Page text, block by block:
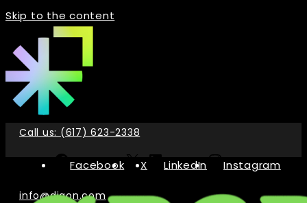
Skip to the content
Call us: (617) 623-2338
Facebook X LinkedIn Instagram
info@digon.com